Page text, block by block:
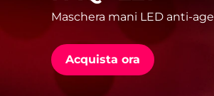
Maschera mani LED anti-age
Acquista ora
issa™ Teeth Whitening Set